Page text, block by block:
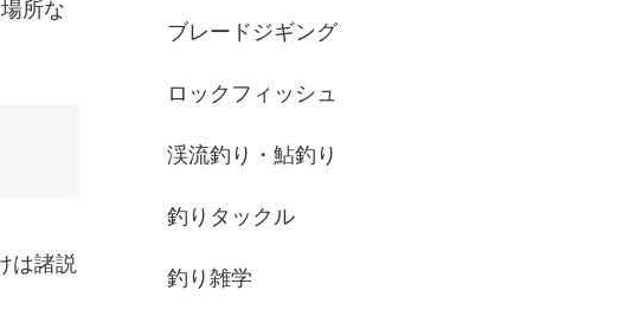
所な
は諸説
ブレードジギング
ロックフィッシュ
渓流釣り・鮎釣り
釣りタックル
釣り雑学